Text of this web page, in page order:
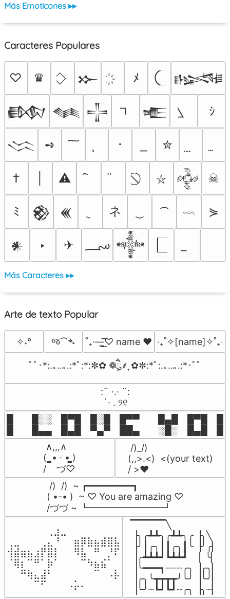
Más Emoticones ▸▸
Caracteres Populares
♡ ♛ 𒁍 ﾒ 𒈙
𒁃 𒈝 𒋲 𒍫 ｼ
𒈱 ➺ ･ ✮
† ⚠ ⛥ 𒅒 ☠
ﾐ 𒆙 𒌍 ネ 𓎖 ⋟
𒀭 ‣ ✈ ؄ 𒀱
Más Caracteres ▸▸
Arte de texto Popular
✧˖° જ⁀➴ ˚₊·—̳͟͞͞♡ name ♥️ ‎‧₊˚✧[name]✧˚₊‧
ﾟﾟ･*:.｡..｡.:*ﾟ:*:✼✿ ❁ཻུ۪۪⸙͎ ✿✼:*ﾟ:.｡..｡.:*･ﾟﾟ
⠀:¨ ·.· ¨:⠀
⠀ `· . ୨୧⠀
█  █░░ █▀█ █░█ █▀▀  █▄█ █▀█
█  █▄▄ █▄█ ▀▄▀ ██▄  ░█░ █▄█
∧,,,∧
(  ̳• · • ̳)
/    づ♡
/)_/)
(,,>.<)  <(your text)
/ >❤️
/)  /)  ~ ┏━━━━━━━━┓
( •-• )  ~ ♡ You are amazing ♡
/づづ ~ ┗━━━━━━━━┛
⠀⠀⠀⠀⠀⠀⢀⣰⣀⠀⠀⠀⠀⠀⠀⠀⠀
⢀⣀⠀⠀⠀⢀⣄⠘⠀⠀⣶⡿⣷⣦⣾⣿⣧
⢺⣾⣶⣦⣰⡟⣿⡇⠀⠀⠻⣧⠀⠛⠀⡘⠏
⠈⢿⡆⠉⠛⠁⡷⠁⠀⠀⠀⠉⠳⣦⣮⠁⠀
⠀⠀⠛⢷⣄⣼⠃⠀⠀⠀⠀⠀⠀⠉⠀⠠⡧
⠀⠀⠀⠀⠉⠋⠀⠀⠀⠠⡥⠄⠀⠀⠀⠀⠀
▔▔▔▔▔╲
▕╮╭┻┻╮╭┻┻╮╭▕╮╲
▕╯┃╭╮┃┃╭╮┃╰▕╯╭▏
▕╭┻┻┻┛┗┻┻┛  ▕  ╰▏
▕╰━━━┓┈┈┈╭╮▕╭╮▏
▕╭╮╰┳┳┳┳╯╰╯▕╰╯▏
▕╰╯┈┗┛┗┛┈╭╮▕╮┈▏